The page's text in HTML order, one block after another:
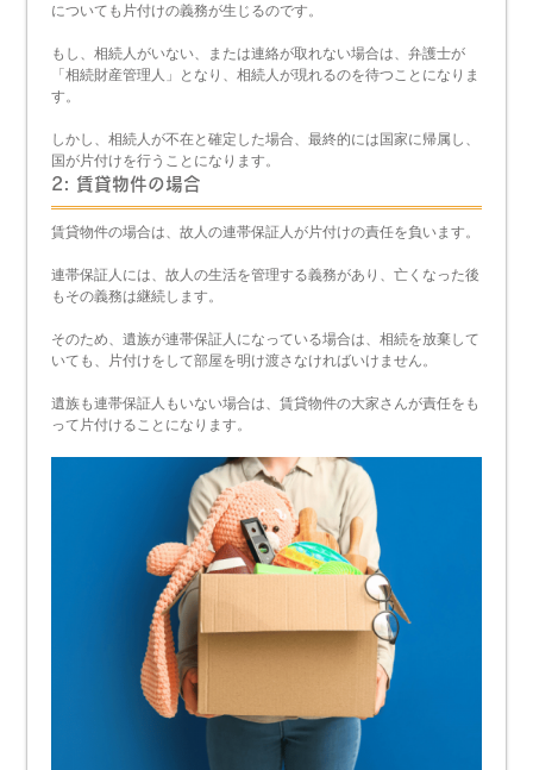
についても片付けの義務が生じるのです。
もし、相続人がいない、または連絡が取れない場合は、弁護士が
「相続財産管理人」となり、相続人が現れるのを待つことになりま
す。
しかし、相続人が不在と確定した場合、最終的には国家に帰属し、
国が片付けを行うことになります。
2: 賃貸物件の場合
賃貸物件の場合は、故人の連帯保証人が片付けの責任を負います。
連帯保証人には、故人の生活を管理する義務があり、亡くなった後
もその義務は継続します。
そのため、遺族が連帯保証人になっている場合は、相続を放棄して
いても、片付けをして部屋を明け渡さなければいけません。
遺族も連帯保証人もいない場合は、賃貸物件の大家さんが責任をも
って片付けることになります。